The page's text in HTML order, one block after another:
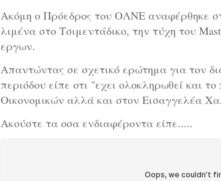
Ακόμη ο Πρόεδρος του ΟΛΝΕ αναφέρθηκε
λιμένα στο Τσιμεντάδικο, την τύχη του
εργων.
Απαντώντας σε σχετικό ερώτημα για τον
περιόδου είπε οτι "εχει ολοκληρωθεί και
Οικονομικών αλλά και στον Εισαγγελέα
Ακούστε τα οσα ενδιαφέροντα είπε.....